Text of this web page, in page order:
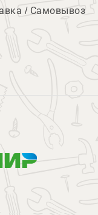
/ Самовывоз